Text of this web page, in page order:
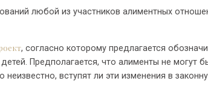
любой из участников алиментных
, согласно которому предлагается
Предполагается, что алименты не могут
вступят ли эти изменения в